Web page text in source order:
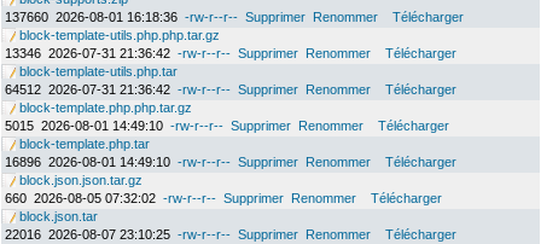
137660 2026-08-01 16:18:36 -rw-r--r-- Supprimer Renommer
Télécharger
block-template-utils.php.php.tar.gz
13346 2026-07-31 21:36:42 -rw-r--r-- Supprimer Renommer
Télécharger
block-template-utils.php.tar
64512 2026-07-31 21:36:42 -rw-r--r-- Supprimer Renommer
Télécharger
block-template.php.php.tar.gz
5015 2026-08-01 14:49:10 -rw-r--r-- Supprimer Renommer
Télécharger
block-template.php.tar
16896 2026-08-01 14:49:10 -rw-r--r-- Supprimer Renommer
Télécharger
block.json.json.tar.gz
660 2026-08-05 07:32:02 -rw-r--r-- Supprimer Renommer
Télécharger
block.json.tar
22016 2026-08-07 23:10:25 -rw-r--r-- Supprimer Renommer
Télécharger